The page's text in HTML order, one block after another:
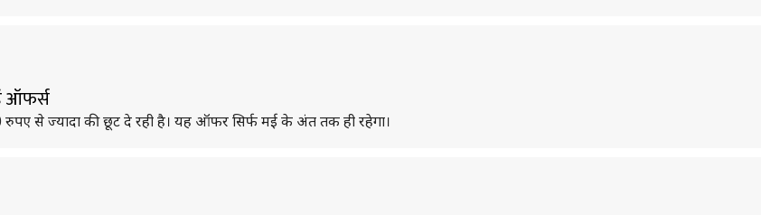
ऑफर्स
रुपए से ज्यादा की छूट दे रही है। यह ऑफर सिर्फ मई के अंत तक ही रहेगा।